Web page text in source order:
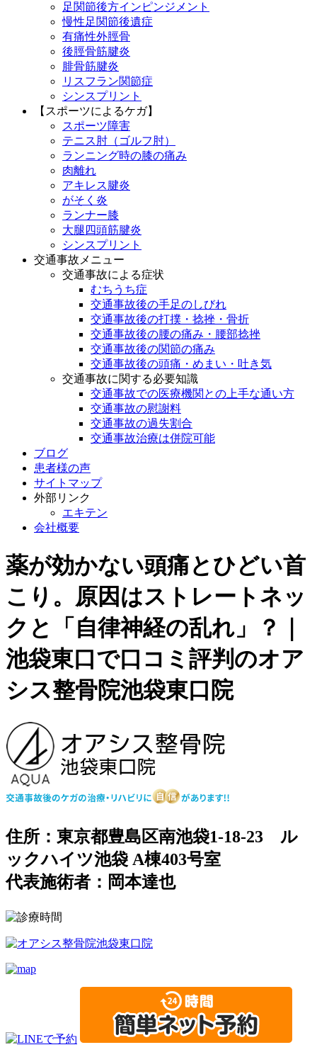
足関節後方インピンジメント
慢性足関節後遺症
有痛性外脛骨
後脛骨筋腱炎
腓骨筋腱炎
リスフラン関節症
シンスプリント
【スポーツによるケガ】
スポーツ障害
テニス肘（ゴルフ肘）
ランニング時の膝の痛み
肉離れ
アキレス腱炎
がそく炎
ランナー膝
大腿四頭筋腱炎
シンスプリント
交通事故メニュー
交通事故による症状
むちうち症
交通事故後の手足のしびれ
交通事故後の打撲・捻挫・骨折
交通事故後の腰の痛み・腰部捻挫
交通事故後の関節の痛み
交通事故後の頭痛・めまい・吐き気
交通事故に関する必要知識
交通事故での医療機関との上手な通い方
交通事故の慰謝料
交通事故の過失割合
交通事故治療は併院可能
ブログ
患者様の声
サイトマップ
外部リンク
エキテン
会社概要
薬が効かない頭痛とひどい首
こり。原因はストレートネッ
クと「自律神経の乱れ」？｜
池袋東口で口コミ評判のオア
シス整骨院池袋東口院
住所：東京都豊島区南池袋1-18-23 ル
ックハイツ池袋 A棟403号室
代表施術者：岡本達也